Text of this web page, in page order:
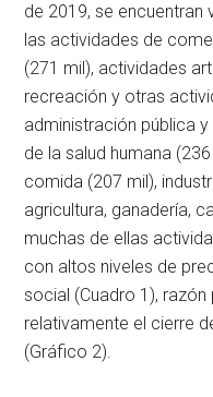
de 2019, se encuentran
las actividades de
(271 mil), actividades
recreación y otras
administración pública
de la salud humana
comida (207 mil),
agricultura, ganadería,
muchas de ellas
con altos niveles de
social (Cuadro 1),
relativamente el cierre
(Gráfico 2).